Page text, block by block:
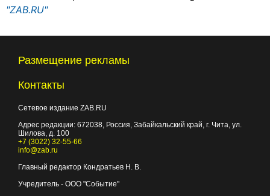
"ZAB.RU"
Размещение рекламы
Контакты
Сетевое издание ZAB.RU
Адрес редакции: 672038, Россия, Забайкальский край, г. Чита, ул.
Шилова, д. 100
+7 (3022) 32-55-66
info@zab.ru
Главный редактор Кондратьев Н. В.
Учредитель - ООО "Событие"